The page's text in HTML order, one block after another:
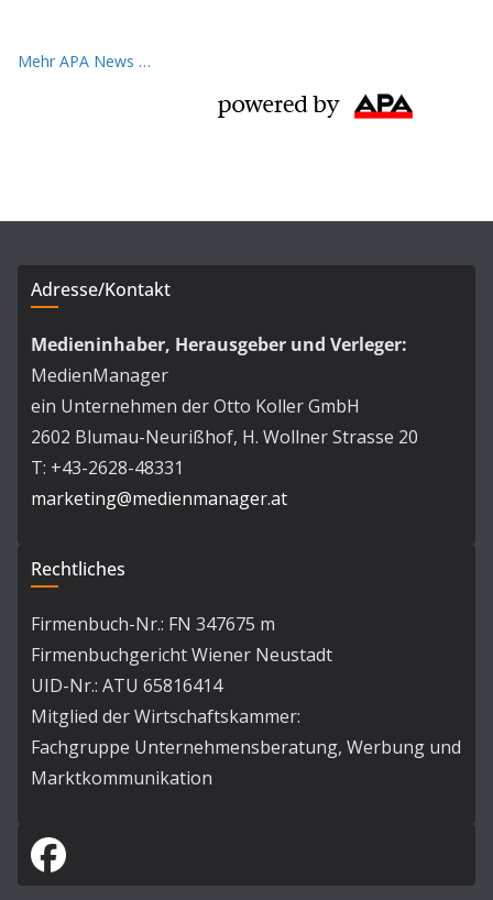
Mehr APA News …
Adresse/Kontakt
Medieninhaber, Herausgeber und Verleger:
MedienManager
ein Unternehmen der Otto Koller GmbH
2602 Blumau-Neurißhof, H. Wollner Strasse 20
T: +43-2628-48331
marketing@medienmanager.at
Rechtliches
Firmenbuch-Nr.: FN 347675 m
Firmenbuchgericht Wiener Neustadt
UID-Nr.: ATU 65816414
Mitglied der Wirtschaftskammer:
Fachgruppe Unternehmensberatung, Werbung und
Marktkommunikation